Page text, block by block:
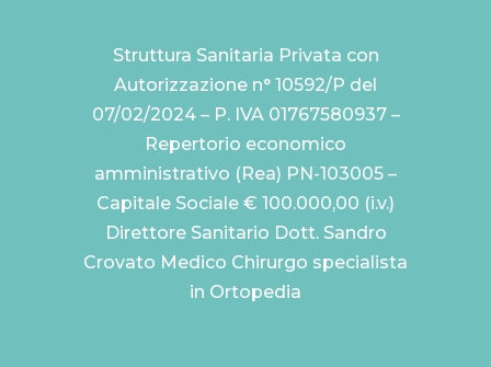
Struttura Sanitaria Privata con
Autorizzazione n° 10592/P del
07/02/2024 – P. IVA 01767580937 –
Repertorio economico
amministrativo (Rea) PN-103005 –
Capitale Sociale € 100.000,00 (i.v.)
Direttore Sanitario Dott. Sandro
Crovato Medico Chirurgo specialista
in Ortopedia